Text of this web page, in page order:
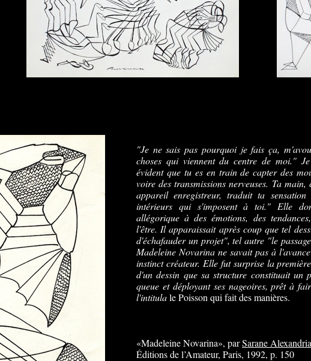
"Je ne sais pas pourquoi je fais ça,
choses qui viennent du centre de moi."
évident que tu es en train de capter des
voire des transmissions nerveuses. Ta
appareil enregistreur, traduit ta sensation
intérieurs qui s'imposent à toi." Elle
allégorique à des émotions, des
l'être. Il apparaissait après coup que tel
d'échafauder un projet", tel autre "le
Madeleine Novarina ne savait pas à
instinct créateur. Elle fut surprise la
d'un dessin que sa structure constituait un
queue et déployant ses nageoires, prêt à
l'intitulale Poisson qui fait des manières.
«Madeleine Novarina», parSarane
Éditions de l’Amateur, Paris, 1992, p. 150